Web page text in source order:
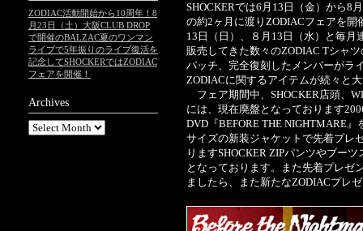
SHOCKERでは6月13日（金）から8
の約2ヶ月に渡りZODIACフェアを
13日（日）、８月13日（水）と毎月
販売してきた数々のZODIAC Tシャ
パッチ、完全復刻したメンバーがラ
ZODIACに関するアイテムが続々と
フェア期間中、SHOCKER店頭、
には、現在廃盤となっております
DVD『BEFORE THE NIGHTMARE
サイズの新装ジャケットで先着プレ
りますSHOCKER ZIPパンツやブー
となっております。また先着プレゼ
ましたら、また新たなZODIACプレ
ZODIAC活動開始から10周年！8
月23日（土）大阪CLUB DROP
で開催のBALZAC夏のワンマン
ライブで5年振りのライブ復活を
記念してSHOCKERではZODIAC
フェアを開催！
Archives